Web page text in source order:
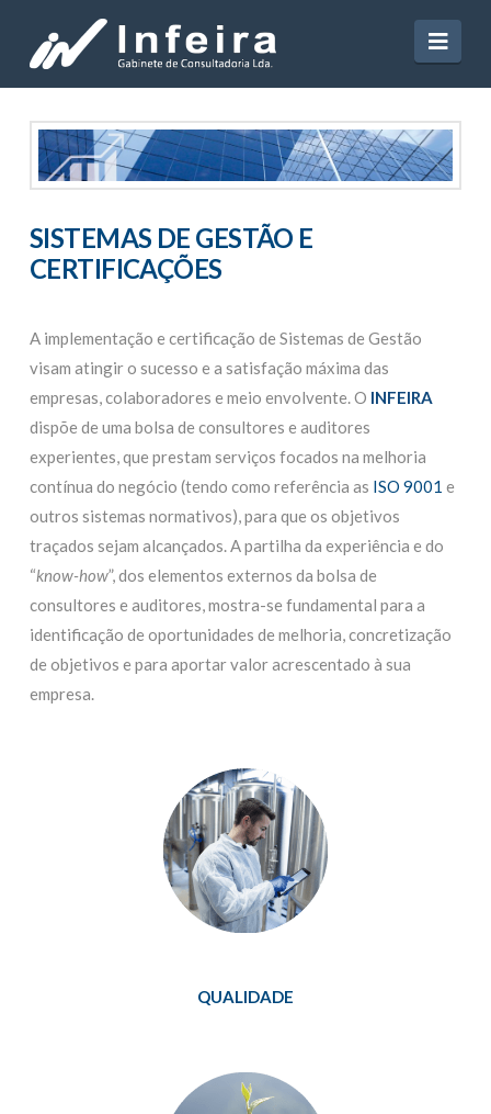
SISTEMAS DE GESTÃO E
CERTIFICAÇÕES
A implementação e certificação de Sistemas de Gestão
visam atingir o sucesso e a satisfação máxima das
empresas, colaboradores e meio envolvente. O INFEIRA
dispõe de uma bolsa de consultores e auditores
experientes, que prestam serviços focados na melhoria
contínua do negócio (tendo como referência as ISO 9001 e
outros sistemas normativos), para que os objetivos
traçados sejam alcançados. A partilha da experiência e do
“know-how”, dos elementos externos da bolsa de
consultores e auditores, mostra-se fundamental para a
identificação de oportunidades de melhoria, concretização
de objetivos e para aportar valor acrescentado à sua
empresa.
QUALIDADE